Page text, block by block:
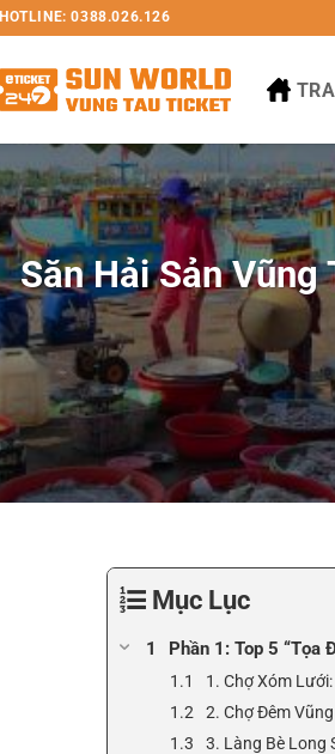
HOTLINE: 0388.026.126
Săn Hải Sản Vũng
Mục Lục
Phần 1: Top 5 “Tọa
1. Chợ Xóm
2. Chợ Đêm
3. Làng Bè Long